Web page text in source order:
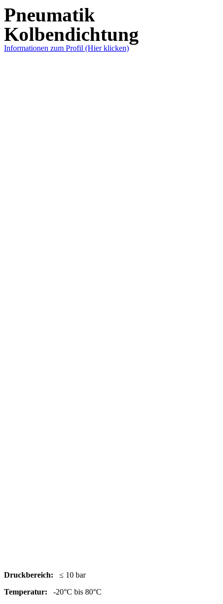
Pneumatik
Kolbendichtung
Informationen zum Profil (Hier klicken)
Druckbereich: ≤ 10 bar
Temperatur: -20°C bis 80°C